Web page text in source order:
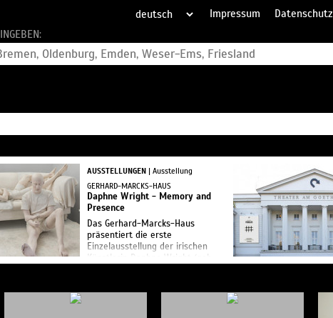
Impressum Datenschutz
AUSSTELLUNGEN | Ausstellung
GERHARD-MARCKS-HAUS
Daphne Wright - Memory and
Presence
Das Gerhard-Marcks-Haus
präsentiert die erste
Einzelausstellung der irischen
Künstlerin Daphne Wright (geb.
skulpturale Installationen,